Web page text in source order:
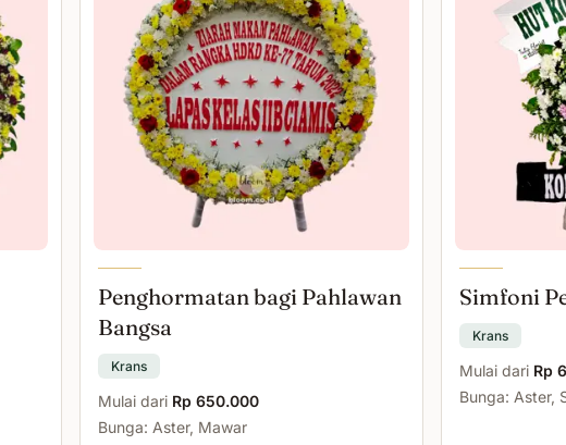
Penghormatan bagi Pahlawan
Bangsa
Krans
Mulai dari Rp 650.000
Bunga: Aster, Mawar
Simfoni
Krans
Mulai dari Rp
Bunga: Aster,